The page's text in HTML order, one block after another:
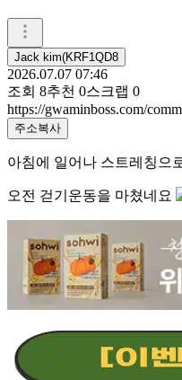
Jack kim(KRF1QD8
2026.07.07 07:46
조회 8추천 0스크랩 0
https://gwaminboss.com/
주소복사
아침에 일어나 스트레칭으
오전 걷기운동을 마쳤네요